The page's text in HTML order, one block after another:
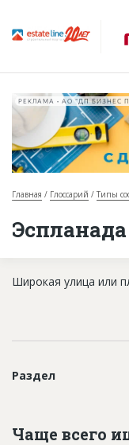
О проекте
База строящихся
Новости
Пресс-релизы
РЕКЛАМА • АО "ДП БИЗНЕС
Главная Глоссарий Типы
Эспланада
Широкая улица или
Раздел
Чаще всего